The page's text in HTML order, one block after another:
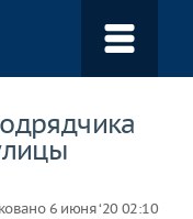
6 июня ‘20 02:10